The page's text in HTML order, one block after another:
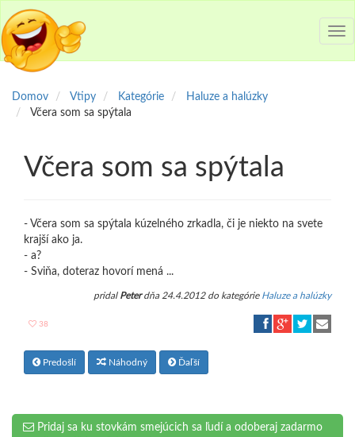
Domov Vtipy Kategórie
Haluze a halúzky
Včera som sa spýtala
Včera som sa spýtala
- Včera som sa spýtala kúzelného zrkadla, či je niekto na svete
krajší ako ja.
- a?
- Sviňa, doteraz hovorí mená ...
pridal Peterdňa 24.4.2012 do kategórie Haluze a halúzky
38
Predošlí Náhodný Ďaľší
Pridaj sa ku stovkám smejúcich sa ľudí a odoberaj zadarmo